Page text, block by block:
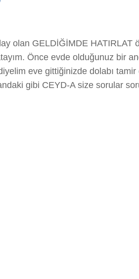
olan GELDİĞİMDE HATIRLAT
Önce evde olduğunuz bir
eve gittiğinizde dolabı
gibi CEYD-A size sorular